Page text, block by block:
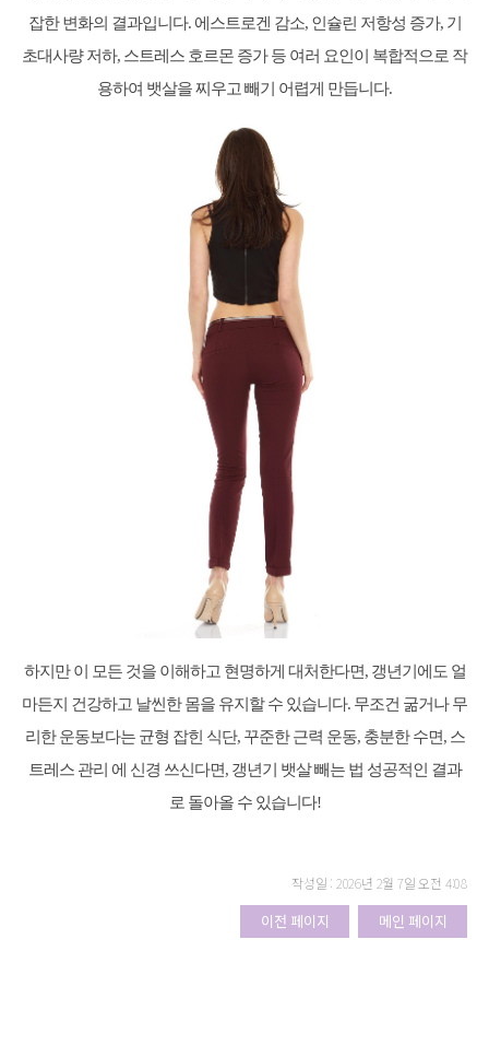
잡한 변화의 결과입니다. 에스트로겐 감소, 인슐린 저항성 증가, 기
초대사량 저하, 스트레스 호르몬 증가 등 여러 요인이 복합적으로 작
용하여 뱃살을 찌우고 빼기 어렵게 만듭니다.
하지만 이 모든 것을 이해하고 현명하게 대처한다면, 갱년기에도 얼
마든지 건강하고 날씬한 몸을 유지할 수 있습니다. 무조건 굶거나 무
리한 운동보다는 균형 잡힌 식단, 꾸준한 근력 운동, 충분한 수면, 스
트레스 관리 에 신경 쓰신다면, 갱년기 뱃살 빼는 법 성공적인 결과
로 돌아올 수 있습니다!
작성일 : 2026년 2월 7일 오전 4:08
이전 페이지 메인 페이지